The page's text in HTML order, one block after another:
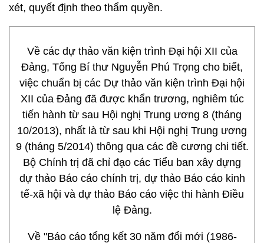
xét, quyết định theo thẩm quyền.
Về các dự thảo văn kiện trình Đại hội XII của
Đảng, Tổng Bí thư Nguyễn Phú Trọng cho biết,
việc chuẩn bị các Dự thảo văn kiện trình Đại hội
XII của Đảng đã được khẩn trương, nghiêm túc
tiến hành từ sau Hội nghị Trung ương 8 (tháng
10/2013), nhất là từ sau khi Hội nghị Trung ương
9 (tháng 5/2014) thông qua các đề cương chi tiết.
Bộ Chính trị đã chỉ đạo các Tiểu ban xây dựng
dự thảo Báo cáo chính trị, dự thảo Báo cáo kinh
tế-xã hội và dự thảo Báo cáo việc thi hành Điều
lệ Đảng.
Về "Báo cáo tổng kết 30 năm đổi mới (1986-